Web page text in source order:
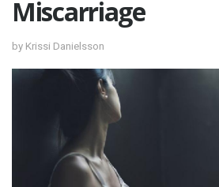
Miscarriage
by Krissi Danielsson